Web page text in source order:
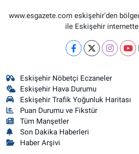
www.esgazete.com eskişehir'den
ile Eskişehir
Eskişehir Nöbetçi Eczaneler
Eskişehir Hava Durumu
Eskişehir Trafik Yoğunluk Haritası
Puan Durumu ve Fikstür
Tüm Manşetler
Son Dakika Haberleri
Haber Arşivi